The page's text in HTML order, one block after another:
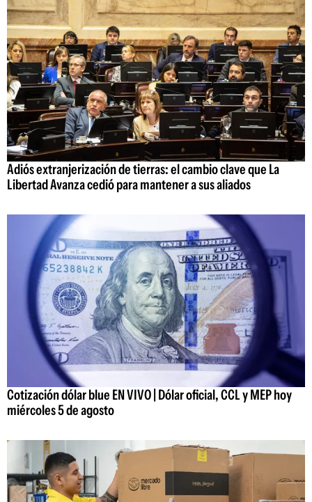
Adiós extranjerización de tierras: el cambio clave que La
Libertad Avanza cedió para mantener a sus aliados
Cotización dólar blue EN VIVO | Dólar oficial, CCL y MEP hoy
miércoles 5 de agosto